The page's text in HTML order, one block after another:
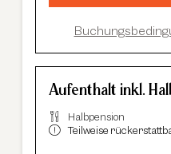
Aufenthalt inkl.
Halbpension
Teilweise